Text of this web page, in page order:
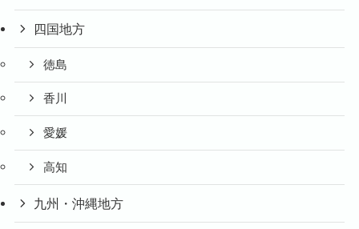
四国地方
徳島
香川
愛媛
高知
九州・沖縄地方